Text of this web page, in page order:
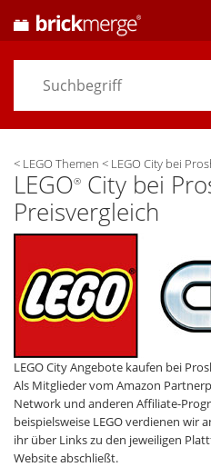
< LEGO Themen < LEGO City bei
LEGO® City bei
Preisvergleich
LEGO City Angebote kaufen bei
Als Mitglieder vom Amazon
Network und anderen Affiliate-
beispielsweise LEGO verdienen wir
ihr über Links zu den jeweiligen
Website abschließt.
Preisvergleich
Themen/ Händler
Alarme& Wunschlisten